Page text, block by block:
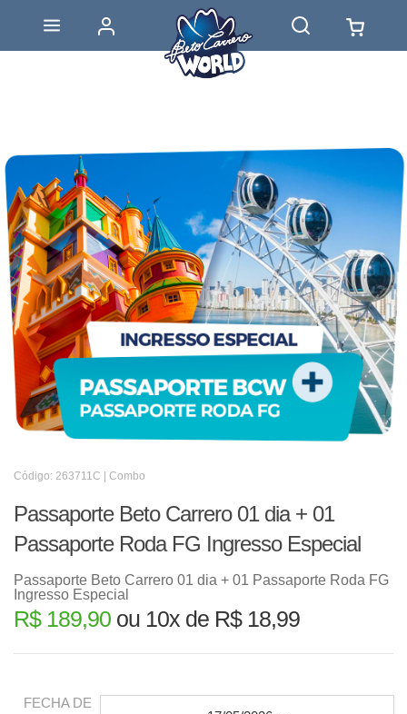
Código: 263711C | Combo
Passaporte Beto Carrero 01 dia + 01
Passaporte Roda FG Ingresso Especial
Passaporte Beto Carrero 01 dia + 01 Passaporte Roda FG
Ingresso Especial
R$ 189,90 ou 10x de R$ 18,99
FECHA DE